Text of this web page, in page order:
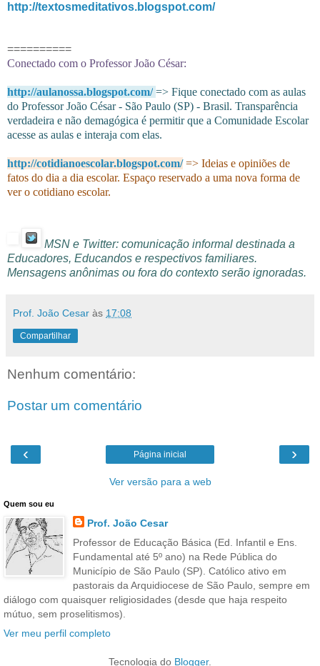
http://textosmeditativos.blogspot.com/
==========
Conectado com o Professor João César:
http://aulanossa.blogspot.com/ => Fique conectado com as aulas
do Professor João César - São Paulo (SP) - Brasil. Transparência
verdadeira e não demagógica é permitir que a Comunidade Escolar
acesse as aulas e interaja com elas.
http://cotidianoescolar.blogspot.com/ => Ideias e opiniões de
fatos do dia a dia escolar. Espaço reservado a uma nova forma de
ver o cotidiano escolar.
MSN e Twitter: comunicação informal destinada a
Educadores, Educandos e respectivos familiares.
Mensagens anônimas ou fora do contexto serão ignoradas.
Prof. João Cesar às 17:08
Compartilhar
Nenhum comentário:
Postar um comentário
‹ ›
Página inicial
Ver versão para a web
Quem sou eu
Prof. João Cesar
Professor de Educação Básica (Ed. Infantil e Ens.
Fundamental até 5º ano) na Rede Pública do
Município de São Paulo (SP). Católico ativo em
pastorais da Arquidiocese de São Paulo, sempre em
diálogo com quaisquer religiosidades (desde que haja respeito
mútuo, sem proselitismos).
Ver meu perfil completo
Tecnologia do Blogger.